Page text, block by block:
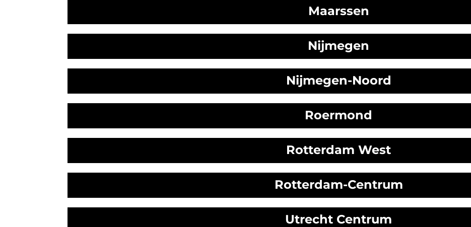
Maarssen
Nijmegen
Nijmegen-Noord
Roermond
Rotterdam West
Rotterdam-Centrum
Utrecht Centrum